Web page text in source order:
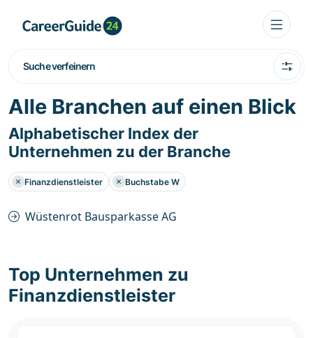
Suche verfeinern
Alle Branchen auf einen Blick
Alphabetischer Index der
Unternehmen zu der Branche
Finanzdienstleister Buchstabe W
Wüstenrot Bausparkasse AG
Top Unternehmen zu
Finanzdienstleister